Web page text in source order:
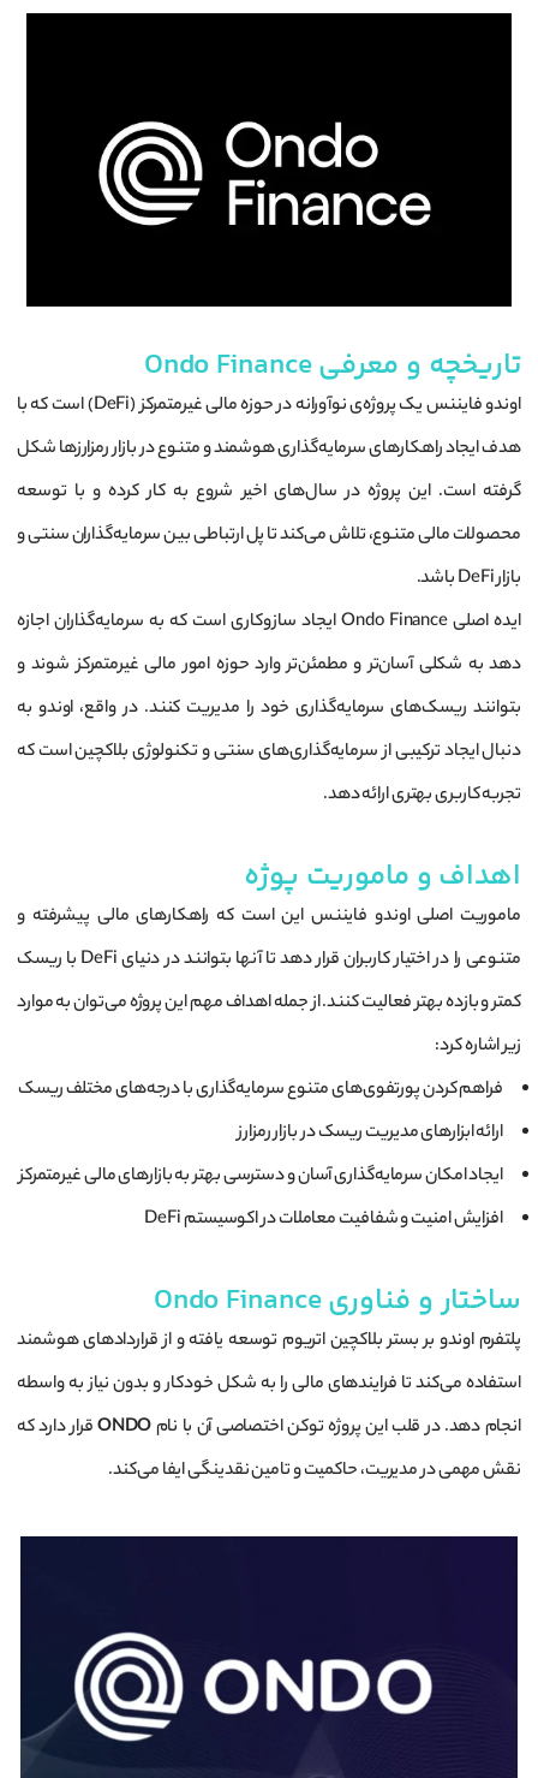
تاریخچه و معرفی Ondo Finance
اوندو فایننس یک پروژه‌ی نوآورانه در حوزه مالی غیرمتمرکز (DeFi) است که با
هدف ایجاد راهکارهای سرمایه‌گذاری هوشمند و متنوع در بازار رمزارزها شکل
گرفته است. این پروژه در سال‌های اخیر شروع به کار کرده و با توسعه
محصولات مالی متنوع، تلاش می‌کند تا پل ارتباطی بین سرمایه‌گذاران سنتی و
بازار DeFi باشد.
ایده اصلی Ondo Finance ایجاد سازوکاری است که به سرمایه‌گذاران اجازه
دهد به شکلی آسان‌تر و مطمئن‌تر وارد حوزه امور مالی غیرمتمرکز شوند و
بتوانند ریسک‌های سرمایه‌گذاری خود را مدیریت کنند. در واقع، اوندو به
دنبال ایجاد ترکیبی از سرمایه‌گذاری‌های سنتی و تکنولوژی بلاکچین است که
تجربه کاربری بهتری ارائه دهد.
اهداف و ماموریت پوژه
ماموریت اصلی اوندو فایننس این است که راهکارهای مالی پیشرفته و
متنوعی را در اختیار کاربران قرار دهد تا آنها بتوانند در دنیای DeFi با ریسک
کمتر و بازده بهتر فعالیت کنند. از جمله اهداف مهم این پروژه می‌توان به موارد
زیر اشاره کرد:
فراهم کردن پورتفوی‌های متنوع سرمایه‌گذاری با درجه‌های مختلف ریسک
ارائه ابزارهای مدیریت ریسک در بازار رمزارز
ایجاد امکان سرمایه‌گذاری آسان و دسترسی بهتر به بازارهای مالی غیرمتمرکز
افزایش امنیت و شفافیت معاملات در اکوسیستم DeFi
ساختار و فناوری Ondo Finance
پلتفرم اوندو بر بستر بلاکچین اتریوم توسعه یافته و از قراردادهای هوشمند
استفاده می‌کند تا فرایندهای مالی را به شکل خودکار و بدون نیاز به واسطه
انجام دهد. در قلب این پروژه توکن اختصاصی آن با نامONDOقرار دارد که
نقش مهمی در مدیریت، حاکمیت و تامین نقدینگی ایفا می‌کند.